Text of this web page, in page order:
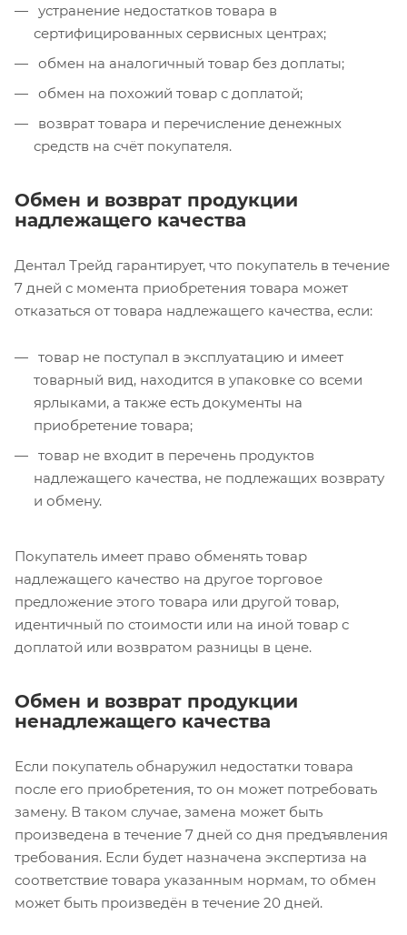
устранение недостатков товара в
сертифицированных сервисных центрах;
обмен на аналогичный товар без доплаты;
обмен на похожий товар с доплатой;
возврат товара и перечисление денежных
средств на счёт покупателя.
Обмен и возврат продукции
надлежащего качества
Дентал Трейд гарантирует, что покупатель в течение
7 дней с момента приобретения товара может
отказаться от товара надлежащего качества, если:
товар не поступал в эксплуатацию и имеет
товарный вид, находится в упаковке со всеми
ярлыками, а также есть документы на
приобретение товара;
товар не входит в перечень продуктов
надлежащего качества, не подлежащих возврату
и обмену.
Покупатель имеет право обменять товар
надлежащего качество на другое торговое
предложение этого товара или другой товар,
идентичный по стоимости или на иной товар с
доплатой или возвратом разницы в цене.
Обмен и возврат продукции
ненадлежащего качества
Если покупатель обнаружил недостатки товара
после его приобретения, то он может потребовать
замену. В таком случае, замена может быть
произведена в течение 7 дней со дня предъявления
требования. Если будет назначена экспертиза на
соответствие товара указанным нормам, то обмен
может быть произведён в течение 20 дней.